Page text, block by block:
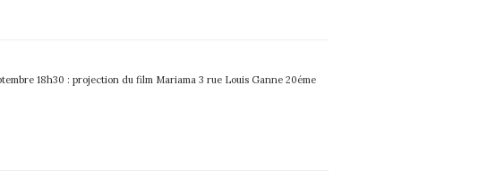
18h30 : projection du film Mariama 3 rue Louis Ganne 20éme